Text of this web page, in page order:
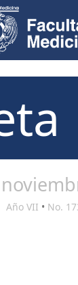
Año VII • No.